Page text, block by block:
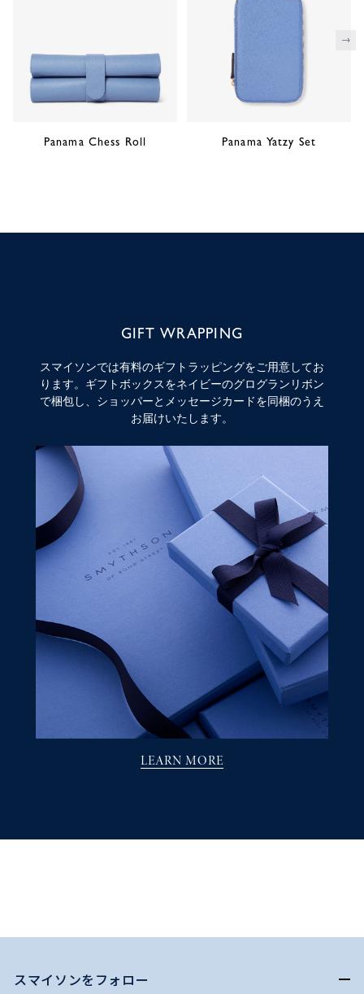
Panama Chess Roll Panama Yatzy Set
次
GIFT WRAPPING
スマイソンでは有料のギフトラッピングをご用意してお
ります。ギフトボックスをネイビーのグログランリボン
で梱包し、ショッパーとメッセージカードを同梱のうえ
お届けいたします。
LEARN MORE
スマイソンをフォロー